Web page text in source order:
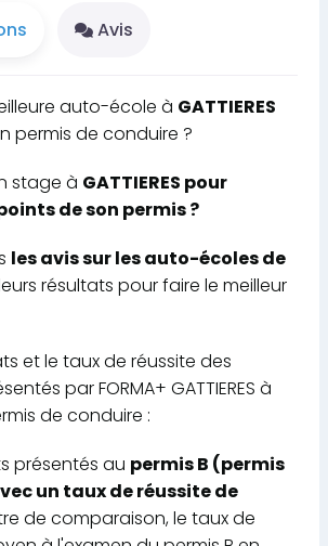
Avis
auto-école à GATTIERES
permis de conduire ?
stage à GATTIERES pour
de son permis ?
les avis sur les auto-écoles de
résultats pour faire le meilleur
et le taux de réussite des
par FORMA+ GATTIERES à
de conduire :
présentés au permis B (permis
un taux de réussite de
de comparaison, le taux de